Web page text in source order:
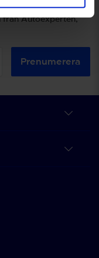
från Autoexperten,
Prenumerera